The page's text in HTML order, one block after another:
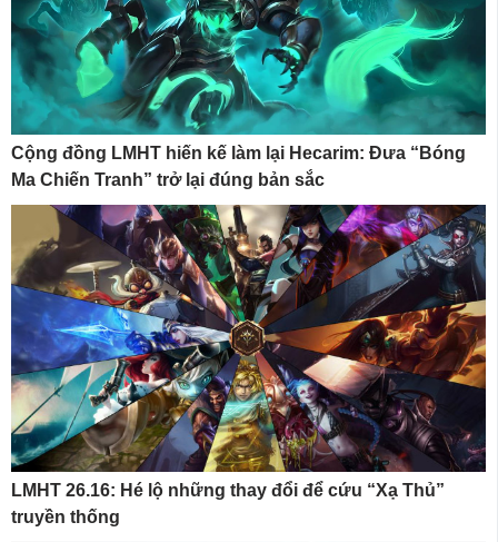
Cộng đồng LMHT hiến kế làm lại Hecarim: Đưa “Bóng
Ma Chiến Tranh” trở lại đúng bản sắc
LMHT 26.16: Hé lộ những thay đổi để cứu “Xạ Thủ”
truyền thống